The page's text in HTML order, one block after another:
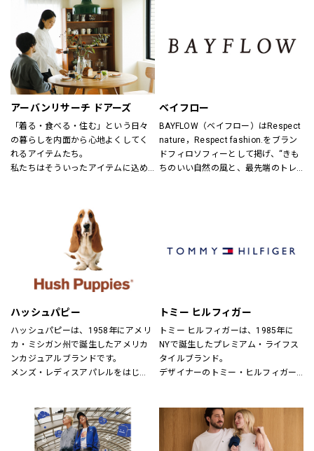
ウアーは人々が「冒険を生きる」こ
とにインスピレーションを与え続け
てきました。
アウトドア・ライフスタルウェア等
の幅広いアイテムをメンズ・ウィメ
ンズ・ユニセックスにて展開してお
ります。
アーバンリサーチ ドアーズ
「着る・食べる・住む」という日々
の暮らしを内面から心地よくしてく
れるアイテムたち。
私たちはそういったアイテムに込め
「新しい価値観へのドア」を開く案
内役として、日々の暮らしの中で大
切なものを一緒に見つけていきたい
と考えています。
あなたらしいスタイル、あなたにと
ってのベーシックを、DOORSへ探し
ベイフロー
BAYFLOW（ベイフロー）はRespect
nature，Respect fashion.をブラン
ドフィロソフィーとして掲げ、“きも
ちのいい自然の風と、最先端のトレ
ハッシュパピー
ハッシュパピーは、1958年にアメリ
カ・ミシガン州で誕生したアメリカ
ンカジュアルブランドです。
メンズ・レディスアパレルをはじ
定期的にお得なキャンペーンも開
催！皆様のご来店を心よりお待ちし
ております！
トミー ヒルフィガー
トミー ヒルフィガーは、1985年に
NYで誕生したプレミアム・ライフス
タイルブランド。
デザイナーのトミー・ヒルフィガー
にモダンなツイストを加えた、遊び
心と上品さが特徴です。